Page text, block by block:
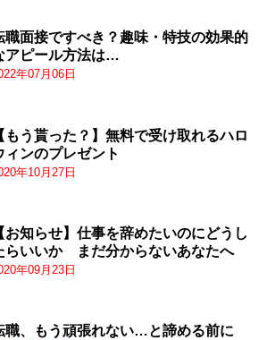
職面接ですべき？趣味・特技の効果的
アピール方法は…
年07月06日
もう貰った？】無料で受け取れるハロ
ィンのプレゼント
年10月27日
お知らせ】仕事を辞めたいのにどうし
らいいか まだ分からないあなたへ
年09月23日
職、もう頑張れない…と諦める前に